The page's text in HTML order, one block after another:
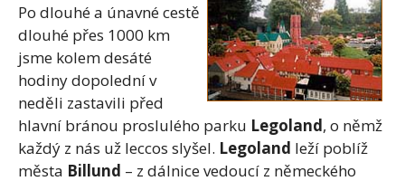
Po dlouhé a únavné cestě
dlouhé přes 1000 km
jsme kolem desáté
hodiny dopolední v
neděli zastavili před
hlavní bránou proslulého parku Legoland, o němž
každý z nás už leccos slyšel. Legoland leží poblíž
města Billund – z dálnice vedoucí z německého